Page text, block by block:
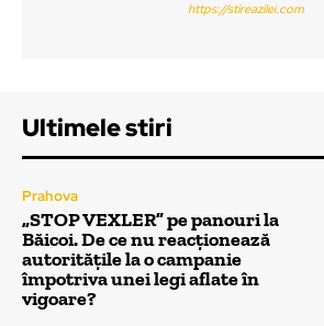
https://stireazilei.com
Ultimele stiri
Prahova
„STOP VEXLER” pe panouri la
Băicoi. De ce nu reacționează
autoritățile la o campanie
împotriva unei legi aflate în
vigoare?